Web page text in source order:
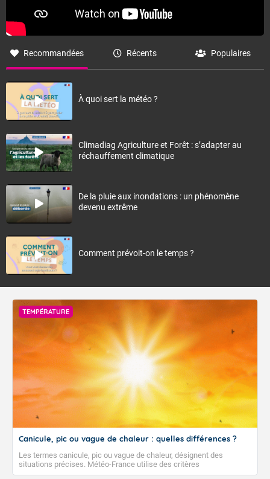
Recommandées Récents Populaires
À quoi sert la météo ?
Climadiag Agriculture et Forêt : s’adapter au
réchauffement climatique
De la pluie aux inondations : un phénomène
devenu extrême
Comment prévoit-on le temps ?
TEMPÉRATURE
Canicule, pic ou vague de chaleur : quelles différences ?
Les termes canicule, pic ou vague de chaleur, désignent des
situations précises. Météo-France utilise des critères
climatologiques pour évaluer et qualifier les épisodes de chaleur qui